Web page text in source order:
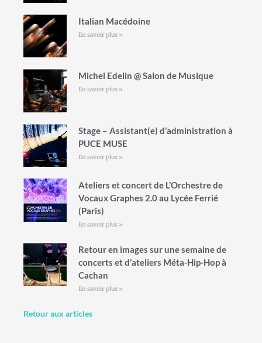
Italian Macédoine
En savoir plus »
Michel Edelin @ Salon de Musique
En savoir plus »
Stage – Assistant(e) d’administration à
PUCE MUSE
En savoir plus »
Ateliers et concert de L’Orchestre de
Vocaux Graphes 2.0 au Lycée Ferrié
(Paris)
En savoir plus »
Retour en images sur une semaine de
concerts et d’ateliers Méta-Hip-Hop à
Cachan
En savoir plus »
Retour aux articles